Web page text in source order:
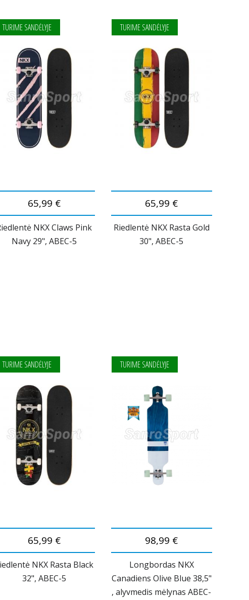
TURIME SANDĖLYJE
65,99 €
NKX Claws Pink
Navy 29", ABEC-5
TURIME SANDĖLYJE
65,99 €
Riedlentė NKX Rasta Gold
30", ABEC-5
TURIME SANDĖLYJE
65,99 €
NKX Rasta Black
32", ABEC-5
TURIME SANDĖLYJE
98,99 €
Longbordas NKX
Canadiens Olive Blue 38,5"
, alyvmedis mėlynas ABEC-